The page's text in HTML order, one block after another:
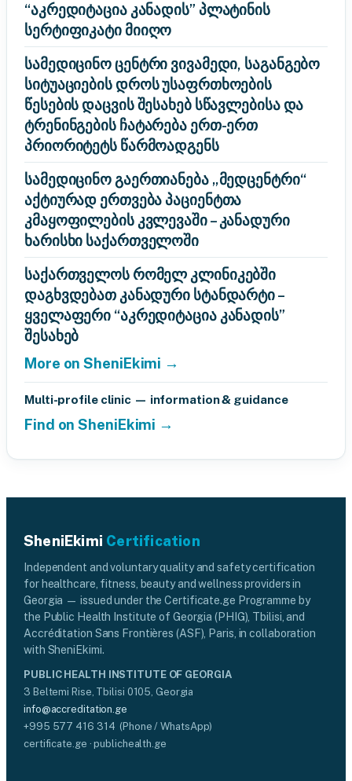
“აკრედიტაცია კანადის” პლატინის
სერტიფიკატი მიიღო
სამედიცინო ცენტრი ვივამედი, საგანგებო
სიტუაციების დროს უსაფრთხოების
წესების დაცვის შესახებ სწავლებისა და
ტრენინგების ჩატარება ერთ-ერთ
პრიორიტეტს წარმოადგენს
სამედიცინო გაერთიანება „მედცენტრი“
აქტიურად ერთვება პაციენტთა
კმაყოფილების კვლევაში – კანადური
ხარისხი საქართველოში
საქართველოს რომელ კლინიკებში
დაგხვდებათ კანადური სტანდარტი –
ყველაფერი “აკრედიტაცია კანადის”
შესახებ
More on SheniEkimi →
Multi-profile clinic — information & guidance
Find on SheniEkimi →
SheniEkimi Certification
Independent and voluntary quality and safety certification
for healthcare, fitness, beauty and wellness providers in
Georgia — issued under the Certificate.ge Programme by
the Public Health Institute of Georgia (PHIG), Tbilisi, and
Accréditation Sans Frontières (ASF), Paris, in collaboration
with SheniEkimi.
PUBLIC HEALTH INSTITUTE OF GEORGIA
3 Beltemi Rise, Tbilisi 0105, Georgia
info@accreditation.ge
+995 577 416 314 (Phone / WhatsApp)
certificate.ge · publichealth.ge